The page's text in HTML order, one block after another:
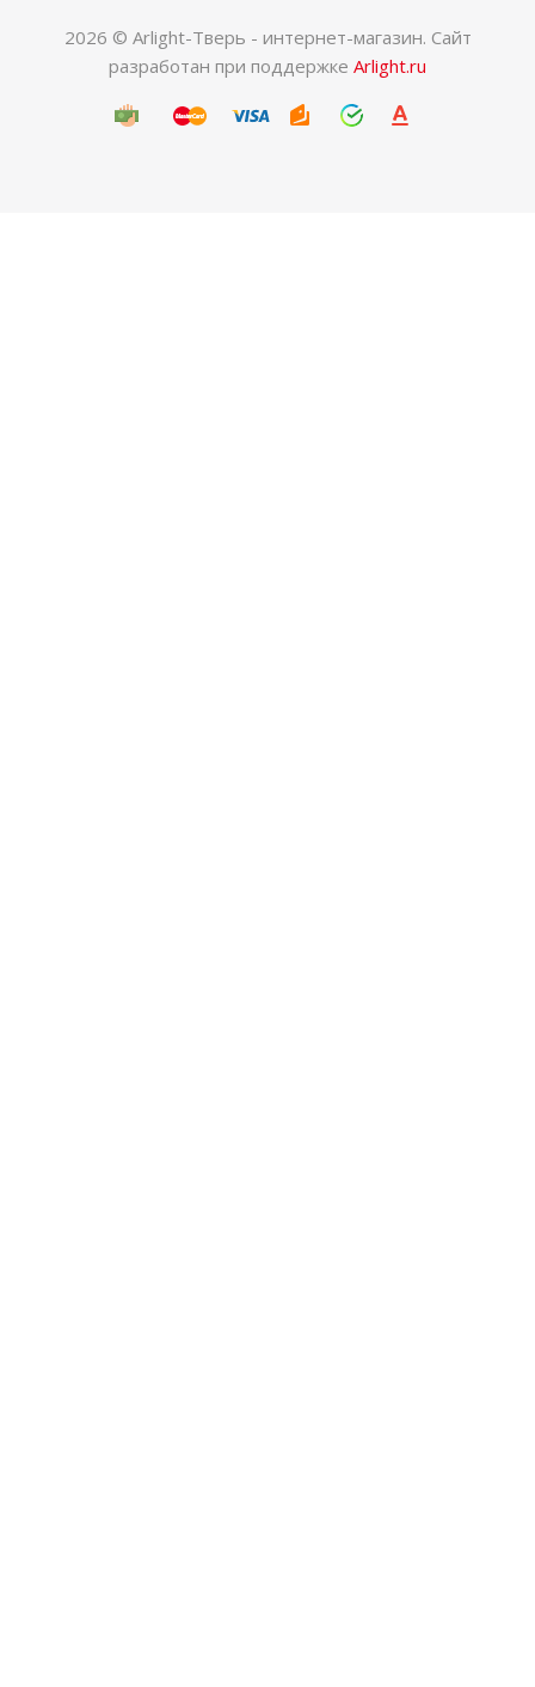
2026 © Arlight-Тверь - интернет-магазин. Сайт
разработан при поддержке Arlight.ru